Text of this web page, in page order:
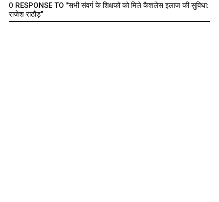
0 RESPONSE TO "सभी संवर्ग के शिक्षकों को मिले कैशलेस इलाज की सुविधा:
राजेश राठौड़"